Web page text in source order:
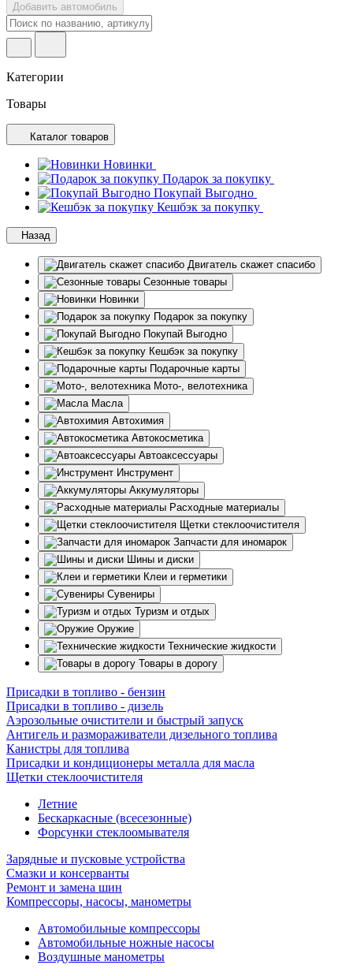
Добавить автомобиль
Категории
Товары
Каталог товаров
Новинки
Подарок за покупку
Покупай Выгодно
Кешбэк за покупку
Назад
Двигатель скажет спасибо
Сезонные товары
Новинки
Подарок за покупку
Покупай Выгодно
Кешбэк за покупку
Подарочные карты
Мото-, велотехника
Масла
Автохимия
Автокосметика
Автоаксессуары
Инструмент
Аккумуляторы
Расходные материалы
Щетки стеклоочистителя
Запчасти для иномарок
Шины и диски
Клеи и герметики
Сувениры
Туризм и отдых
Оружие
Технические жидкости
Товары в дорогу
Присадки в топливо - бензин
Присадки в топливо - дизель
Аэрозольные очистители и быстрый запуск
Антигель и размораживатели дизельного топлива
Канистры для топлива
Присадки и кондиционеры металла для масла
Щетки стеклоочистителя
Летние
Бескаркасные (всесезонные)
Форсунки стеклоомывателя
Зарядные и пусковые устройства
Смазки и консерванты
Ремонт и замена шин
Компрессоры, насосы, манометры
Автомобильные компрессоры
Автомобильные ножные насосы
Воздушные манометры